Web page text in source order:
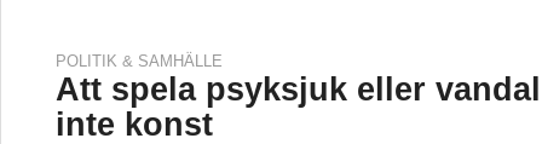
POLITIK & SAMHÄLLE
Att spela psyksjuk eller
inte konst